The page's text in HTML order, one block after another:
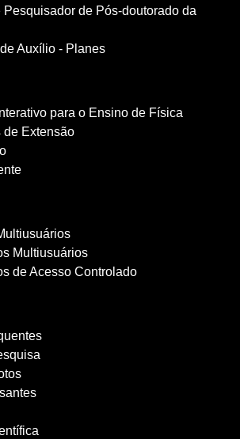
Pesquisador de Pós-doutorado da
Auxílio - Planes
para o Ensino de Física
de Extensão
Multiusuários
de Acesso Controlado